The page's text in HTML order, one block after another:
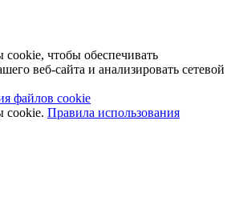
чтобы обеспечивать
веб-сайта и анализировать сетевой
файлов cookie
cookie. Правила использования